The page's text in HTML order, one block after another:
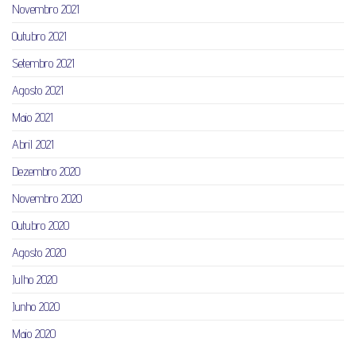
Novembro 2021
Outubro 2021
Setembro 2021
Agosto 2021
Maio 2021
Abril 2021
Dezembro 2020
Novembro 2020
Outubro 2020
Agosto 2020
Julho 2020
Junho 2020
Maio 2020